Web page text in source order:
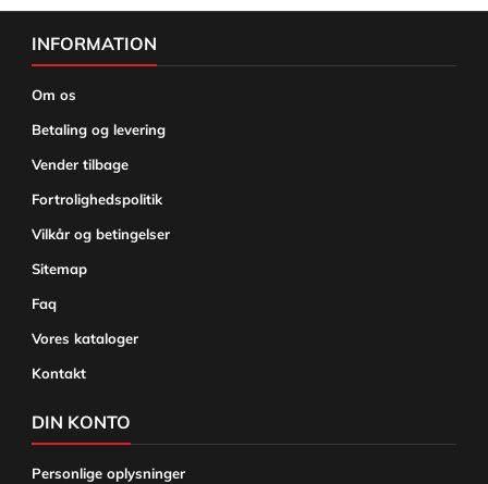
INFORMATION
Om os
Betaling og levering
Vender tilbage
Fortrolighedspolitik
Vilkår og betingelser
Sitemap
Faq
Vores kataloger
Kontakt
DIN KONTO
Personlige oplysninger